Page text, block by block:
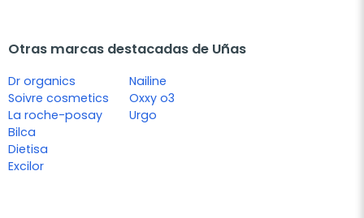
Otras marcas destacadas de Uñas
Dr organics
Soivre cosmetics
La roche-posay
Bilca
Dietisa
Excilor
Nailine
Oxxy o3
Urgo